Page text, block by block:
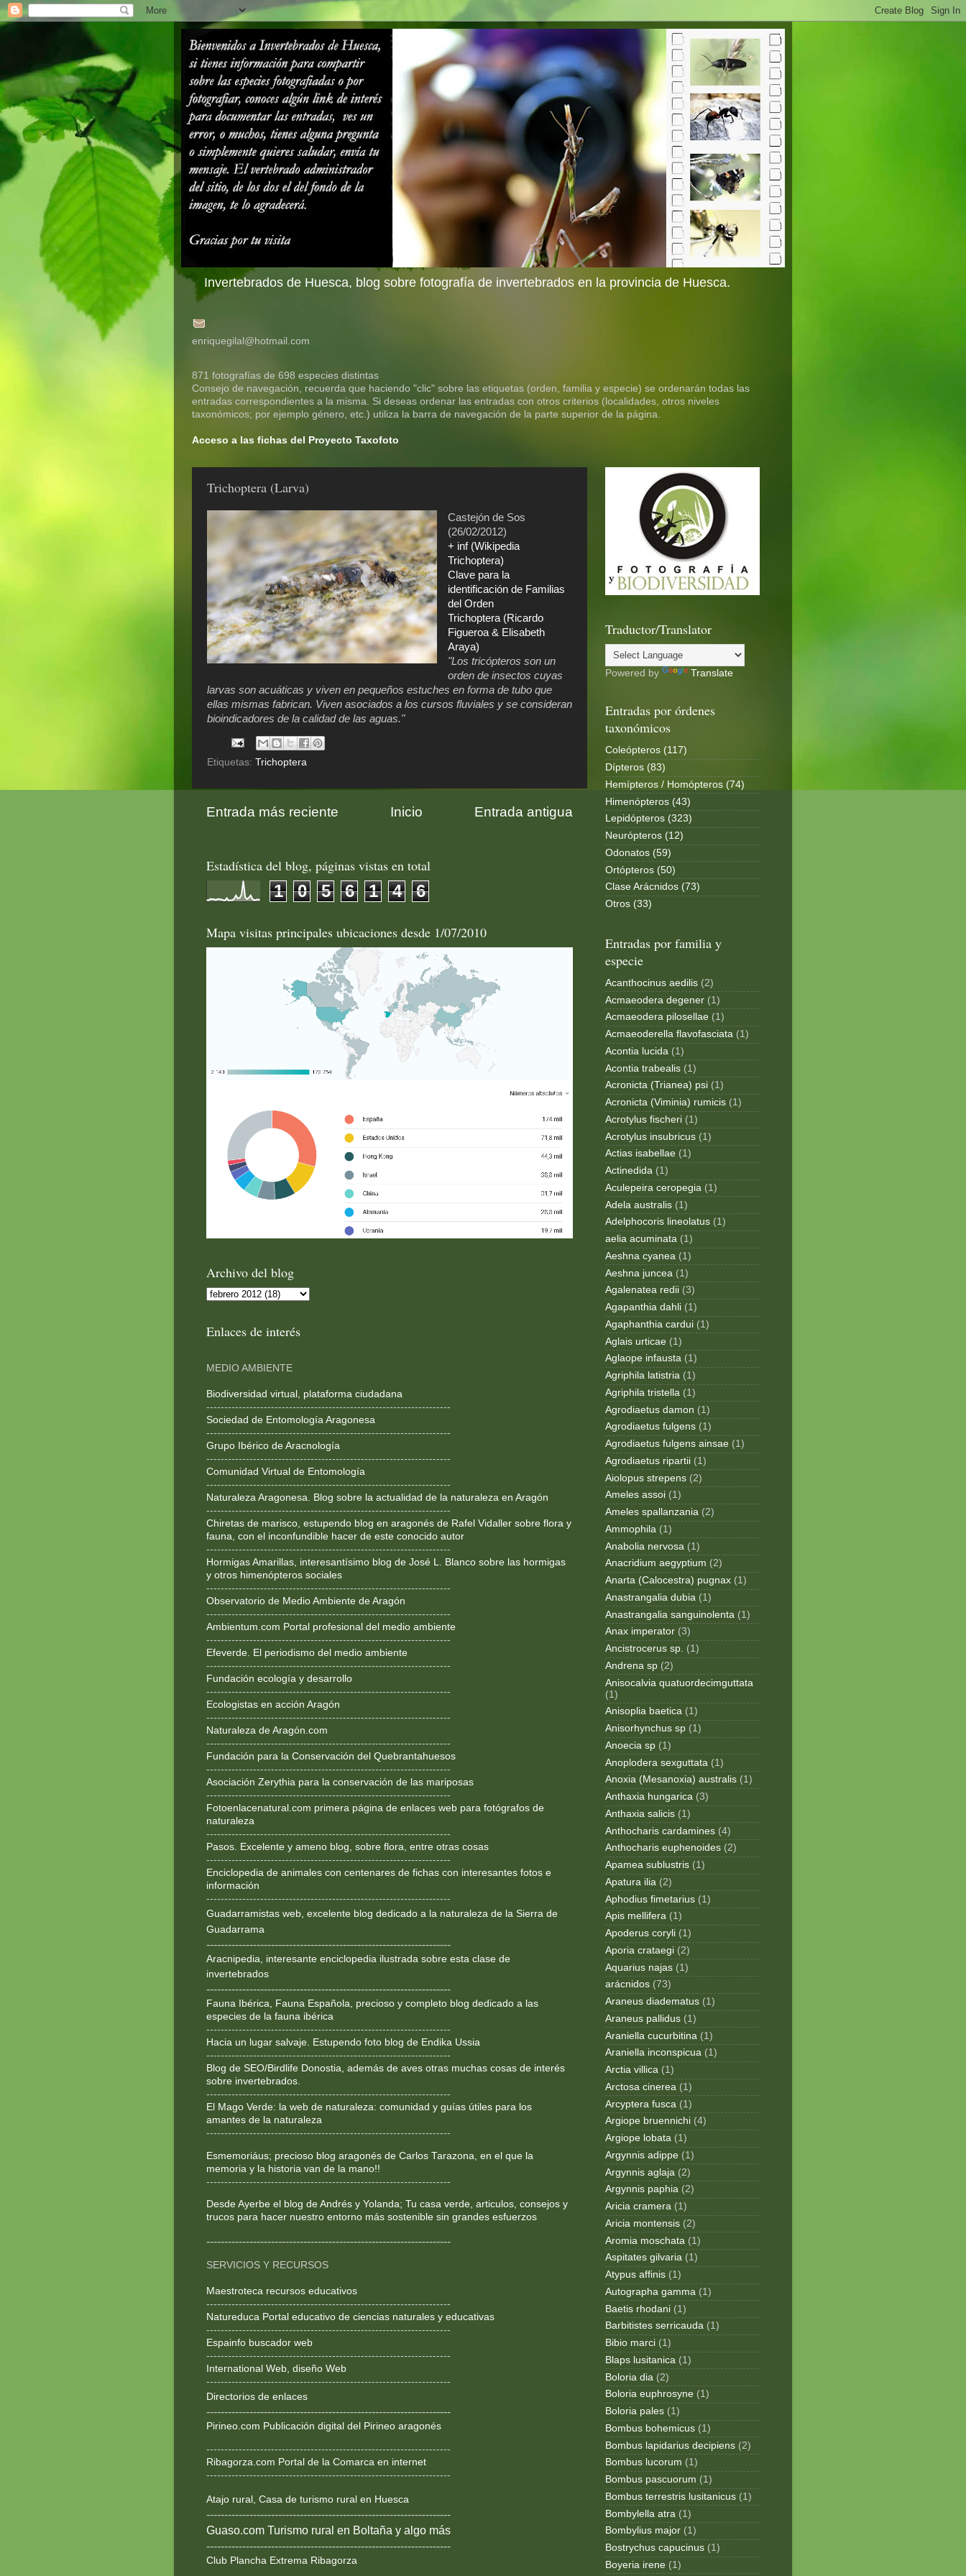
Invertebrados de Huesca, blog sobre fotografía de invertebrados en la provincia de Huesca.
enriquegilal@hotmail.com
871 fotografías de 698 especies distintas
Consejo de navegación, recuerda que haciendo "clic" sobre las etiquetas (orden, familia y especie) se ordenarán todas las
entradas correspondientes a la misma. Si deseas ordenar las entradas con otros criterios (localidades, otros niveles
taxonómicos; por ejemplo género, etc.) utiliza la barra de navegación de la parte superior de la página.
Acceso a las fichas del Proyecto Taxofoto
Trichoptera (Larva)
Castejón de Sos
(26/02/2012)
+ inf (Wikipedia
Trichoptera)
Clave para la
identificación de Familias
del Orden
Trichoptera (Ricardo
Figueroa & Elisabeth
Araya)
"Los tricópteros son un
orden de insectos cuyas
larvas son acuáticas y viven en pequeños estuches en forma de tubo que
ellas mismas fabrican. Viven asociados a los cursos fluviales y se consideran
bioindicadores de la calidad de las aguas."
Etiquetas: Trichoptera
Entrada más reciente Entrada antigua
Inicio
Estadística del blog, páginas vistas en total
1 0 5 6 1 4 6
Mapa visitas principales ubicaciones desde 1/07/2010
Archivo del blog
Enlaces de interés
MEDIO AMBIENTE
Biodiversidad virtual, plataforma ciudadana
--------------------------------------------------------------------
Sociedad de Entomología Aragonesa
--------------------------------------------------------------------
Grupo Ibérico de Aracnología
--------------------------------------------------------------------
Comunidad Virtual de Entomología
--------------------------------------------------------------------
Naturaleza Aragonesa. Blog sobre la actualidad de la naturaleza en Aragón
--------------------------------------------------------------------
Chiretas de marisco, estupendo blog en aragonés de Rafel Vidaller sobre flora y
fauna, con el inconfundible hacer de este conocido autor
--------------------------------------------------------------------
Hormigas Amarillas, interesantísimo blog de José L. Blanco sobre las hormigas
y otros himenópteros sociales
--------------------------------------------------------------------
Observatorio de Medio Ambiente de Aragón
--------------------------------------------------------------------
Ambientum.com Portal profesional del medio ambiente
--------------------------------------------------------------------
Efeverde. El periodismo del medio ambiente
--------------------------------------------------------------------
Fundación ecología y desarrollo
--------------------------------------------------------------------
Ecologistas en acción Aragón
--------------------------------------------------------------------
Naturaleza de Aragón.com
--------------------------------------------------------------------
Fundación para la Conservación del Quebrantahuesos
--------------------------------------------------------------------
Asociación Zerythia para la conservación de las mariposas
--------------------------------------------------------------------
Fotoenlacenatural.com primera página de enlaces web para fotógrafos de
naturaleza
--------------------------------------------------------------------
Pasos. Excelente y ameno blog, sobre flora, entre otras cosas
--------------------------------------------------------------------
Enciclopedia de animales con centenares de fichas con interesantes fotos e
información
--------------------------------------------------------------------
Guadarramistas web, excelente blog dedicado a la naturaleza de la Sierra de
Guadarrama
--------------------------------------------------------------------
Aracnipedia, interesante enciclopedia ilustrada sobre esta clase de
invertebrados
--------------------------------------------------------------------
Fauna Ibérica, Fauna Española, precioso y completo blog dedicado a las
especies de la fauna ibérica
--------------------------------------------------------------------
Hacia un lugar salvaje. Estupendo foto blog de Endika Ussia
--------------------------------------------------------------------
Blog de SEO/Birdlife Donostia, además de aves otras muchas cosas de interés
sobre invertebrados.
--------------------------------------------------------------------
El Mago Verde: la web de naturaleza: comunidad y guías útiles para los
amantes de la naturaleza
--------------------------------------------------------------------
Esmemoriáus; precioso blog aragonés de Carlos Tarazona, en el que la
memoria y la historia van de la mano!!
--------------------------------------------------------------------
Desde Ayerbe el blog de Andrés y Yolanda; Tu casa verde, articulos, consejos y
trucos para hacer nuestro entorno más sostenible sin grandes esfuerzos
--------------------------------------------------------------------
SERVICIOS Y RECURSOS
Maestroteca recursos educativos
--------------------------------------------------------------------
Natureduca Portal educativo de ciencias naturales y educativas
--------------------------------------------------------------------
Espainfo buscador web
--------------------------------------------------------------------
International Web, diseño Web
--------------------------------------------------------------------
Directorios de enlaces
--------------------------------------------------------------------
Pirineo.com Publicación digital del Pirineo aragonés
--------------------------------------------------------------------
Ribagorza.com Portal de la Comarca en internet
--------------------------------------------------------------------
Atajo rural, Casa de turismo rural en Huesca
--------------------------------------------------------------------
Guaso.com Turismo rural en Boltaña y algo más
--------------------------------------------------------------------
Club Plancha Extrema Ribagorza
Traductor/Translator
Powered by Translate
Entradas por órdenes
taxonómicos
Coleópteros (117)
Dípteros (83)
Hemípteros / Homópteros (74)
Himenópteros (43)
Lepidópteros (323)
Neurópteros (12)
Odonatos (59)
Ortópteros (50)
Clase Arácnidos (73)
Otros (33)
Entradas por familia y
especie
Acanthocinus aedilis (2)
Acmaeodera degener (1)
Acmaeodera pilosellae (1)
Acmaeoderella flavofasciata (1)
Acontia lucida (1)
Acontia trabealis (1)
Acronicta (Trianea) psi (1)
Acronicta (Viminia) rumicis (1)
Acrotylus fischeri (1)
Acrotylus insubricus (1)
Actias isabellae (1)
Actinedida (1)
Aculepeira ceropegia (1)
Adela australis (1)
Adelphocoris lineolatus (1)
aelia acuminata (1)
Aeshna cyanea (1)
Aeshna juncea (1)
Agalenatea redii (3)
Agapanthia dahli (1)
Agaphanthia cardui (1)
Aglais urticae (1)
Aglaope infausta (1)
Agriphila latistria (1)
Agriphila tristella (1)
Agrodiaetus damon (1)
Agrodiaetus fulgens (1)
Agrodiaetus fulgens ainsae (1)
Agrodiaetus ripartii (1)
Aiolopus strepens (2)
Ameles assoi (1)
Ameles spallanzania (2)
Ammophila (1)
Anabolia nervosa (1)
Anacridium aegyptium (2)
Anarta (Calocestra) pugnax (1)
Anastrangalia dubia (1)
Anastrangalia sanguinolenta (1)
Anax imperator (3)
Ancistrocerus sp. (1)
Andrena sp (2)
Anisocalvia quatuordecimguttata
(1)
Anisoplia baetica (1)
Anisorhynchus sp (1)
Anoecia sp (1)
Anoplodera sexguttata (1)
Anoxia (Mesanoxia) australis (1)
Anthaxia hungarica (3)
Anthaxia salicis (1)
Anthocharis cardamines (4)
Anthocharis euphenoides (2)
Apamea sublustris (1)
Apatura ilia (2)
Aphodius fimetarius (1)
Apis mellifera (1)
Apoderus coryli (1)
Aporia crataegi (2)
Aquarius najas (1)
arácnidos (73)
Araneus diadematus (1)
Araneus pallidus (1)
Araniella cucurbitina (1)
Araniella inconspicua (1)
Arctia villica (1)
Arctosa cinerea (1)
Arcyptera fusca (1)
Argiope bruennichi (4)
Argiope lobata (1)
Argynnis adippe (1)
Argynnis aglaja (2)
Argynnis paphia (2)
Aricia cramera (1)
Aricia montensis (2)
Aromia moschata (1)
Aspitates gilvaria (1)
Atypus affinis (1)
Autographa gamma (1)
Baetis rhodani (1)
Barbitistes serricauda (1)
Bibio marci (1)
Blaps lusitanica (1)
Boloria dia (2)
Boloria euphrosyne (1)
Boloria pales (1)
Bombus bohemicus (1)
Bombus lapidarius decipiens (2)
Bombus lucorum (1)
Bombus pascuorum (1)
Bombus terrestris lusitanicus (1)
Bombylella atra (1)
Bombylius major (1)
Bostrychus capucinus (1)
Boyeria irene (1)